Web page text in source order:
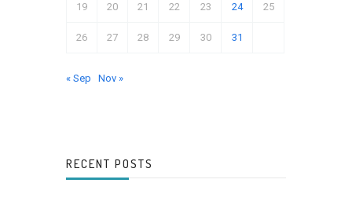
19 20 21 22 23 24 25
26 27 28 29 30 31
« Sep Nov »
RECENT POSTS